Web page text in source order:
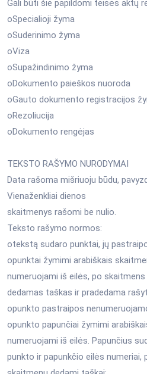
Gali būti šie papildomi teisės aktų
oSpecialioji žyma
oSuderinimo žyma
oViza
oSupažindinimo žyma
oDokumento paieškos nuoroda
oGauto dokumento registracijos
oRezoliucija
oDokumento rengėjas
TEKSTO RAŠYMO NURODYMAI
Data rašoma mišriuoju būdu,
Vienaženkliai dienos
skaitmenys rašomi be nulio.
Teksto rašymo normos:
otekstą sudaro punktai, jų
opunktai žymimi arabiškais
numeruojami iš eilės, po skaitmens
dedamas taškas ir pradedama
opunkto pastraipos
opunkto papunčiai žymimi
numeruojami iš eilės. Papunčius
punkto ir papunkčio eilės numeriai,